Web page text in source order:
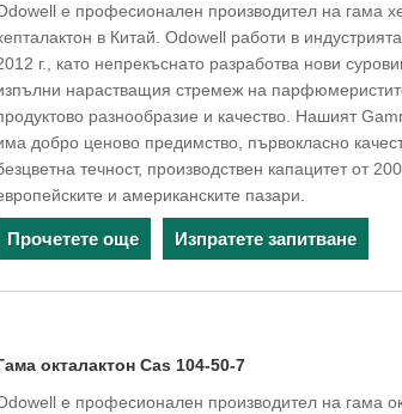
е професионален производител на гама
в Китай. Odowell работи в
г., като непрекъснато разработва нови
нарастващия стремеж на
разнообразие и качество. Нашият
добро ценово предимство, първокласно
течност, производствен капацитет от
и американските пазари.
Прочетете още Изпратете запитване
окталактон Cas 104-50-7
е професионален производител на гама